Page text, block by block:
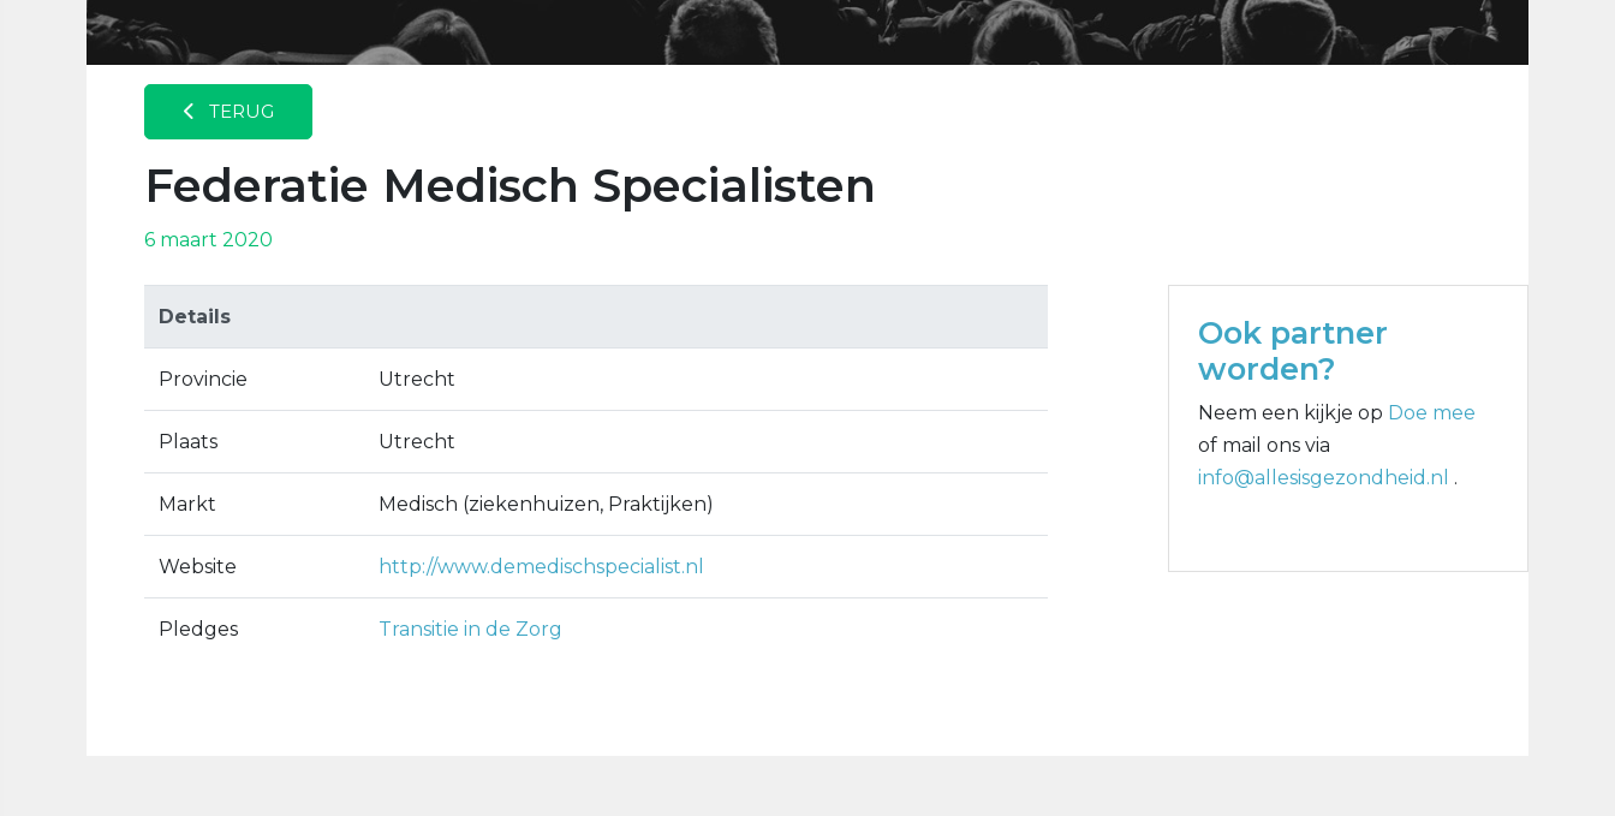
TERUG
Federatie Medisch Specialisten
6 maart 2020
Details
Provincie Utrecht
Plaats Utrecht
Markt Medisch (ziekenhuizen, Praktijken)
Website http://www.demedischspecialist.nl
Pledges Transitie in de Zorg
Ook partner
worden?
Neem een kijkje op Doe mee
of mail ons via
info@allesisgezondheid.nl .